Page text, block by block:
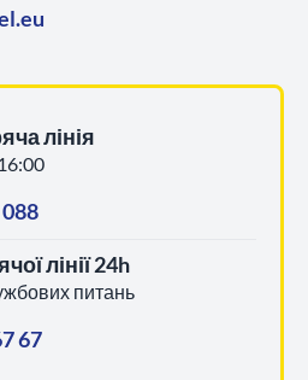
лінія
лінії 24h
питань
67